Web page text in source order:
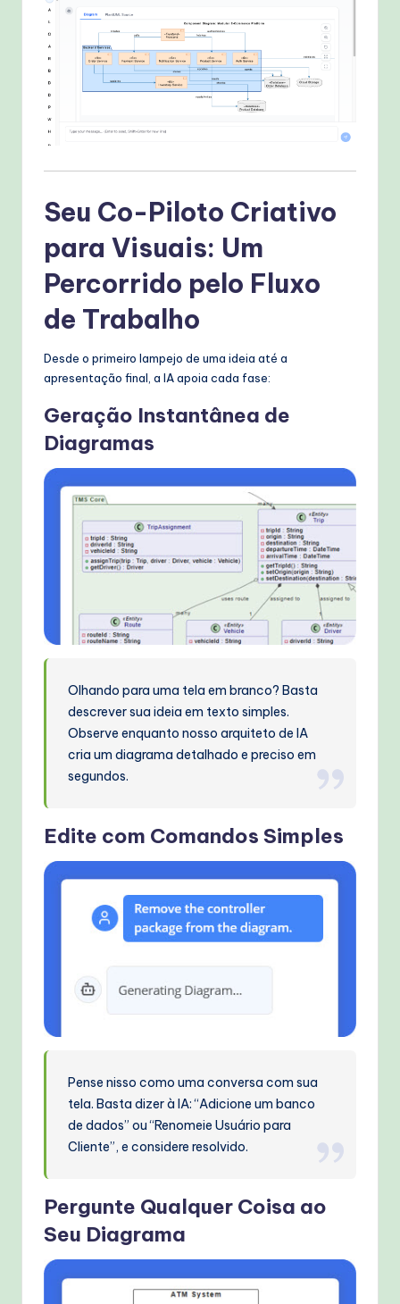
Seu Co-Piloto Criativo
para Visuais: Um
Percorrido pelo Fluxo
de Trabalho
Desde o primeiro lampejo de uma ideia até a
apresentação final, a IA apoia cada fase:
Geração Instantânea de
Diagramas
Olhando para uma tela em branco? Basta
descrever sua ideia em texto simples.
Observe enquanto nosso arquiteto de IA
cria um diagrama detalhado e preciso em
segundos.
Edite com Comandos Simples
Pense nisso como uma conversa com sua
tela. Basta dizer à IA: “Adicione um banco
de dados” ou “Renomeie Usuário para
Cliente”, e considere resolvido.
Pergunte Qualquer Coisa ao
Seu Diagrama